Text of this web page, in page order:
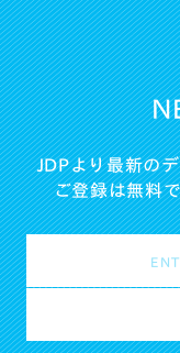
JDPより最新の
ご登録は無料